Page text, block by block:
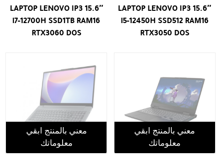
LAPTOP LENOVO IP3 15.6″
i5-12450H SSD512 RAM16
RTX3050 DOS
LAPTOP LENOVO IP3 15.6″
i7-12700H SSD1TB RAM16
RTX3060 DOS
معني بالمنتج ابقي
معلوماتك
معني بالمنتج ابقي
معلوماتك